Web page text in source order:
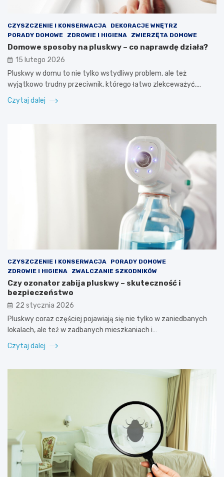
CZYSZCZENIE I KONSERWACJA
DEKORACJE WNĘTRZ
PORADY DOMOWE
ZDROWIE I HIGIENA ZWIERZĘTA DOMOWE
Domowe sposoby na pluskwy – co naprawdę działa?
15 lutego 2026
Pluskwy w domu to nie tylko wstydliwy problem, ale też
wyjątkowo trudny przeciwnik, którego łatwo zlekceważyć,…
Czytaj dalej
CZYSZCZENIE I KONSERWACJA
PORADY DOMOWE
ZDROWIE I HIGIENA
ZWALCZANIE SZKODNIKÓW
Czy ozonator zabija pluskwy – skuteczność i
bezpieczeństwo
22 stycznia 2026
Pluskwy coraz częściej pojawiają się nie tylko w zaniedbanych
lokalach, ale też w zadbanych mieszkaniach i…
Czytaj dalej